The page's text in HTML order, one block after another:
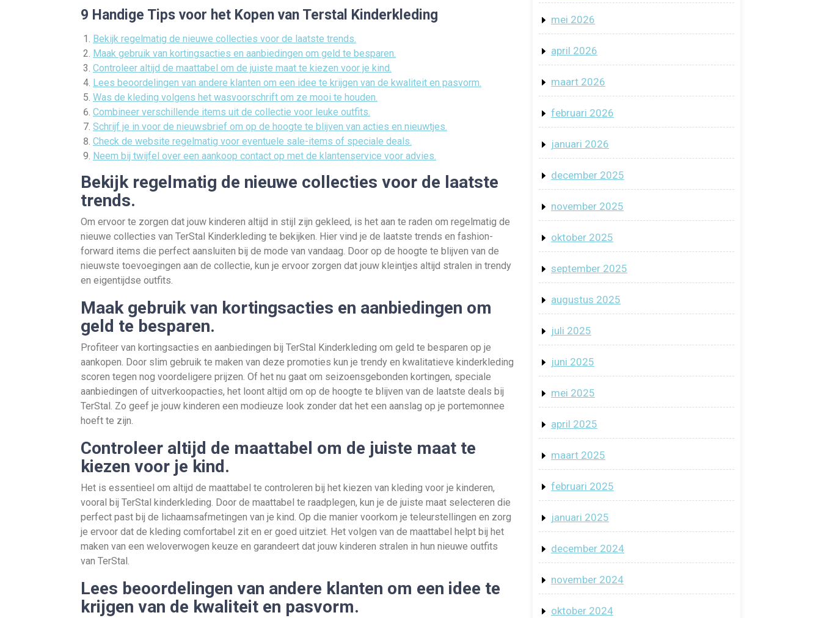
9 Handige Tips voor het Kopen van Terstal Kinderkleding
Bekijk regelmatig de nieuwe collecties voor de laatste trends.
Maak gebruik van kortingsacties en aanbiedingen om geld te besparen.
Controleer altijd de maattabel om de juiste maat te kiezen voor je kind.
Lees beoordelingen van andere klanten om een idee te krijgen van de kwaliteit en pasvorm.
Was de kleding volgens het wasvoorschrift om ze mooi te houden.
Combineer verschillende items uit de collectie voor leuke outfits.
Schrijf je in voor de nieuwsbrief om op de hoogte te blijven van acties en nieuwtjes.
Check de website regelmatig voor eventuele sale-items of speciale deals.
Neem bij twijfel over een aankoop contact op met de klantenservice voor advies.
Bekijk regelmatig de nieuwe collecties voor de laatste
trends.
Om ervoor te zorgen dat jouw kinderen altijd in stijl zijn gekleed, is het aan te raden om regelmatig de
nieuwe collecties van TerStal Kinderkleding te bekijken. Hier vind je de laatste trends en fashion-
forward items die perfect aansluiten bij de mode van vandaag. Door op de hoogte te blijven van de
nieuwste toevoegingen aan de collectie, kun je ervoor zorgen dat jouw kleintjes altijd stralen in trendy
en eigentijdse outfits.
Maak gebruik van kortingsacties en aanbiedingen om
geld te besparen.
Profiteer van kortingsacties en aanbiedingen bij TerStal Kinderkleding om geld te besparen op je
aankopen. Door slim gebruik te maken van deze promoties kun je trendy en kwalitatieve kinderkleding
scoren tegen nog voordeligere prijzen. Of het nu gaat om seizoensgebonden kortingen, speciale
aanbiedingen of uitverkoopacties, het loont altijd om op de hoogte te blijven van de laatste deals bij
TerStal. Zo geef je jouw kinderen een modieuze look zonder dat het een aanslag op je portemonnee
hoeft te zijn.
Controleer altijd de maattabel om de juiste maat te
kiezen voor je kind.
Het is essentieel om altijd de maattabel te controleren bij het kiezen van kleding voor je kinderen,
vooral bij TerStal kinderkleding. Door de maattabel te raadplegen, kun je de juiste maat selecteren die
perfect past bij de lichaamsafmetingen van je kind. Op die manier voorkom je teleurstellingen en zorg
je ervoor dat de kleding comfortabel zit en er goed uitziet. Het volgen van de maattabel helpt bij het
maken van een weloverwogen keuze en garandeert dat jouw kinderen stralen in hun nieuwe outfits
van TerStal.
Lees beoordelingen van andere klanten om een idee te
krijgen van de kwaliteit en pasvorm.
mei 2026
april 2026
maart 2026
februari 2026
januari 2026
december 2025
november 2025
oktober 2025
september 2025
augustus 2025
juli 2025
juni 2025
mei 2025
april 2025
maart 2025
februari 2025
januari 2025
december 2024
november 2024
oktober 2024